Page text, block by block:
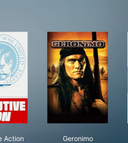
Action
Geronimo